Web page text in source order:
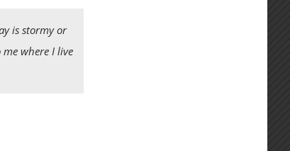
is stormy or
where I live